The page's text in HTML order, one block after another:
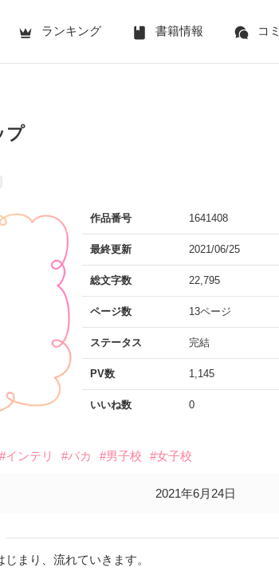
ランキング 書籍情報 コ
プ
作品番号 1641408
最終更新 2021/06/25
総文字数 22,795
ページ数 13ページ
ステータス 完結
PV数 1,145
いいね数 0
#インテリ #バカ #男子校 #女子校
2021年6月24日
まり、流れていきます。